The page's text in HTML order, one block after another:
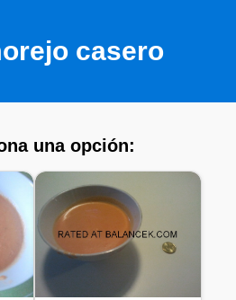
casero
una opción: